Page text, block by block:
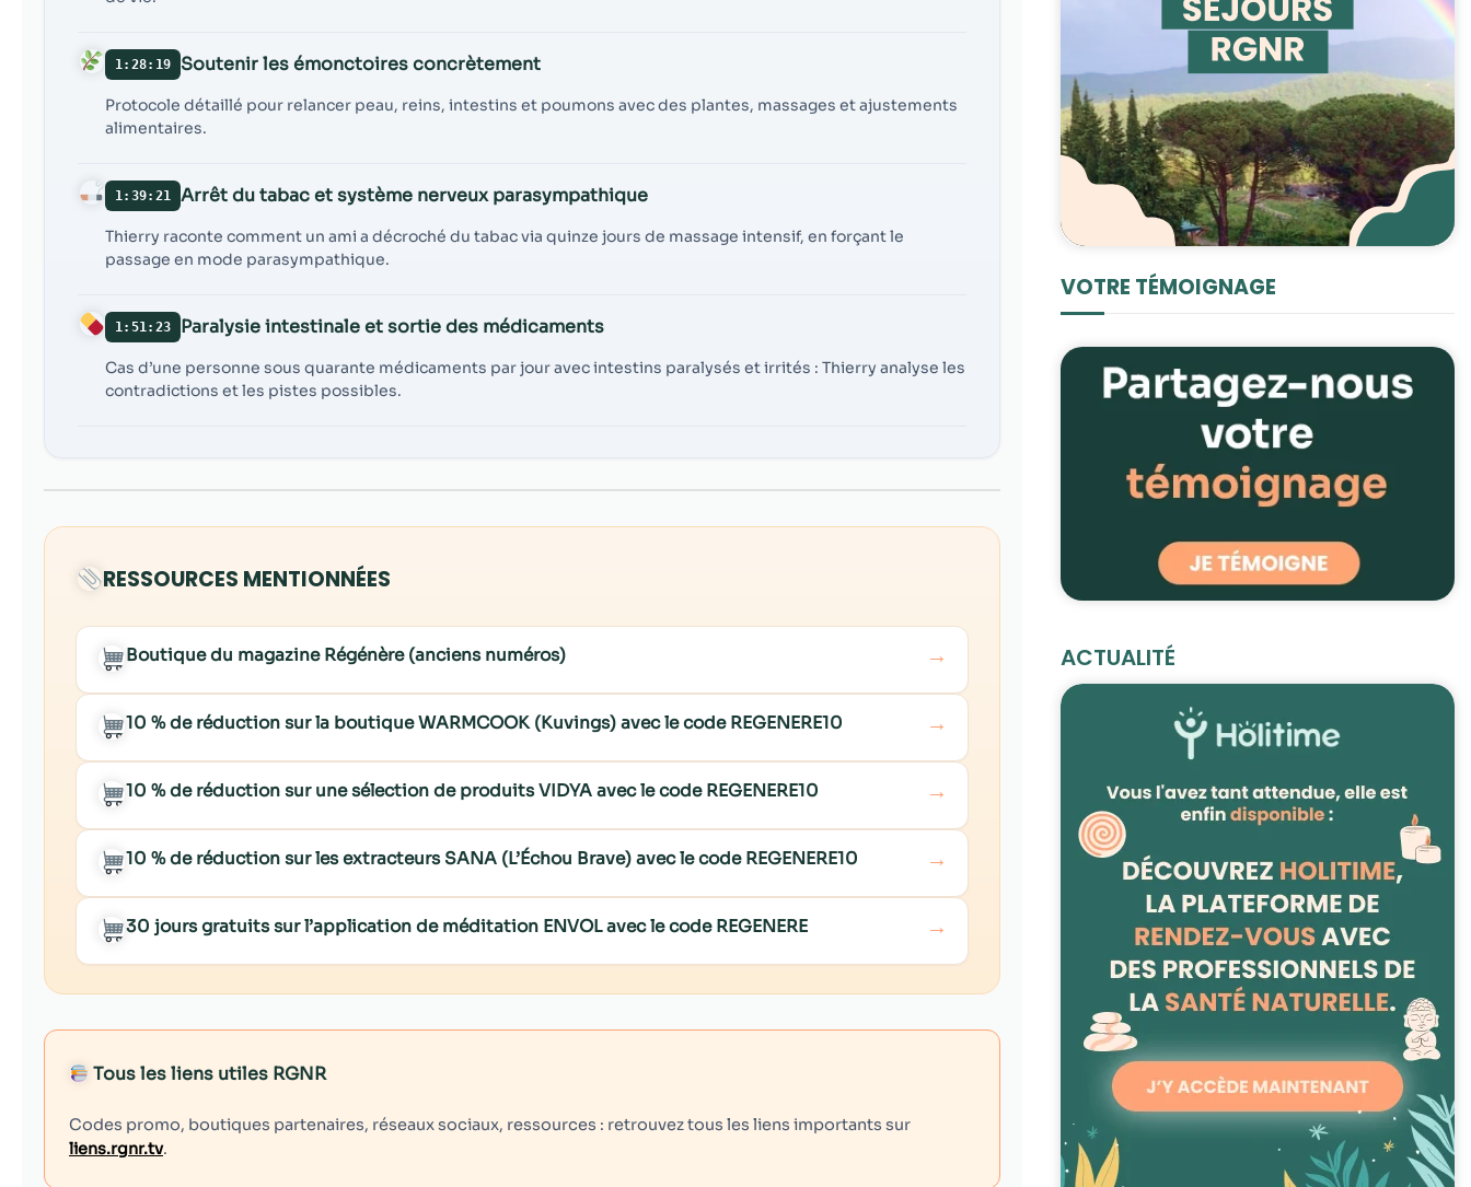
1:28:19 Soutenir les émonctoires concrètement
Protocole détaillé pour relancer peau, reins, intestins et poumons avec des plantes, massages et ajustements
alimentaires.
1:39:21 Arrêt du tabac et système nerveux parasympathique
Thierry raconte comment un ami a décroché du tabac via quinze jours de massage intensif, en forçant le
passage en mode parasympathique.
1:51:23 Paralysie intestinale et sortie des médicaments
Cas d’une personne sous quarante médicaments par jour avec intestins paralysés et irrités : Thierry analyse les
contradictions et les pistes possibles.
RESSOURCES MENTIONNÉES
Boutique du magazine Régénère (anciens numéros) →
10 % de réduction sur la boutique WARMCOOK (Kuvings) avec le code REGENERE10 →
10 % de réduction sur une sélection de produits VIDYA avec le code REGENERE10 →
10 % de réduction sur les extracteurs SANA (L’Échou Brave) avec le code REGENERE10 →
30 jours gratuits sur l’application de méditation ENVOL avec le code REGENERE →
Tous les liens utiles RGNR
Codes promo, boutiques partenaires, réseaux sociaux, ressources : retrouvez tous les liens importants sur
liens.rgnr.tv.
VOTRE TÉMOIGNAGE
ACTUALITÉ